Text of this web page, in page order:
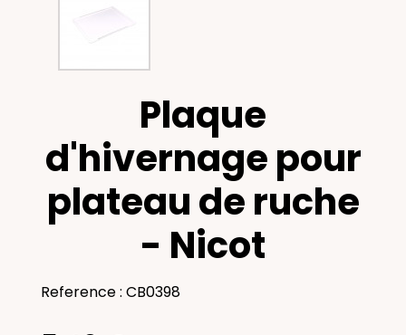
Plaque
d'hivernage pour
plateau de ruche
- Nicot
Reference : CB0398